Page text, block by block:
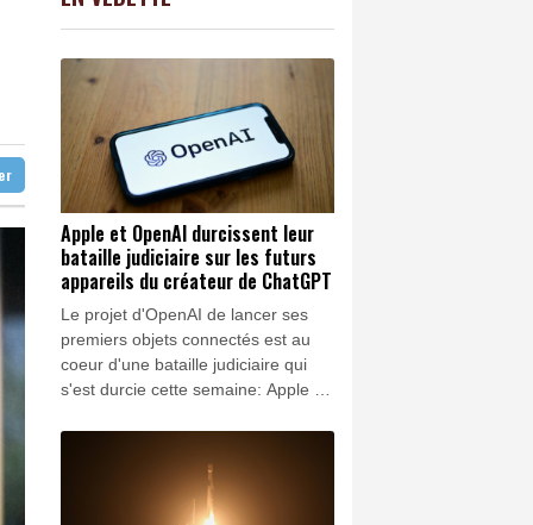
mégafeu
600.000 dans les jardins
pleine guerre au Moyen-Orient
Fed plus conciliante
-0.41%
1.64% 4392.86 €
0.08% 4329.06 €
Apple et OpenAI durcissent leur
bataille judiciaire sur les futurs
appareils du créateur de ChatGPT
Le projet d'OpenAI de lancer ses
premiers objets connectés est au
coeur d'une bataille judiciaire qui
s'est durcie cette semaine: Apple a
secrets industriels et la fouille des
ordinateurs du créateur de
ChatGPT, qui a rétorqué en
demandant l'abandon de poursuites